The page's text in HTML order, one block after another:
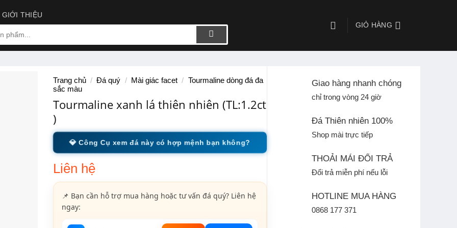
GIỚI THIỆU
GIỎ HÀNG
Giao hàng nhanh chóng
chỉ trong vòng 24 giờ
Đá Thiên nhiên 100%
Shop mài trực tiếp
THOẢI MÁI ĐỔI TRẢ
Đổi trả miễn phí nếu lỗi
HOTLINE MUA HÀNG
0868 177 371
Trang chủ / Đá quý / Mài giác facet / Tourmaline dòng đá đa
sắc màu
Tourmaline xanh lá thiên nhiên (TL:1.2ct
)
💎 Công Cụ xem đá này có hợp mệnh bạn không?
Liên hệ
📌 Bạn cần hỗ trợ mua hàng hoặc tư vấn đá quý? Liên hệ
ngay: